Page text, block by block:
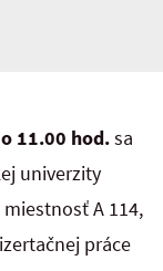
11.00 hod.sa
univerzity
A 114,
práce